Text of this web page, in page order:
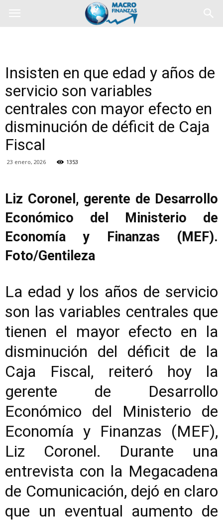
Insisten en que edad y años de
servicio son variables
centrales con mayor efecto en
disminución de déficit de Caja
Fiscal
23 enero, 2026 1353
Liz Coronel, gerente de Desarrollo
Económico del Ministerio de
Economía y Finanzas (MEF).
Foto/Gentileza
La edad y los años de servicio
son las variables centrales que
tienen el mayor efecto en la
disminución del déficit de la
Caja Fiscal, reiteró hoy la
gerente de Desarrollo
Económico del Ministerio de
Economía y Finanzas (MEF),
Liz Coronel. Durante una
entrevista con la Megacadena
de Comunicación, dejó en claro
que un eventual aumento de